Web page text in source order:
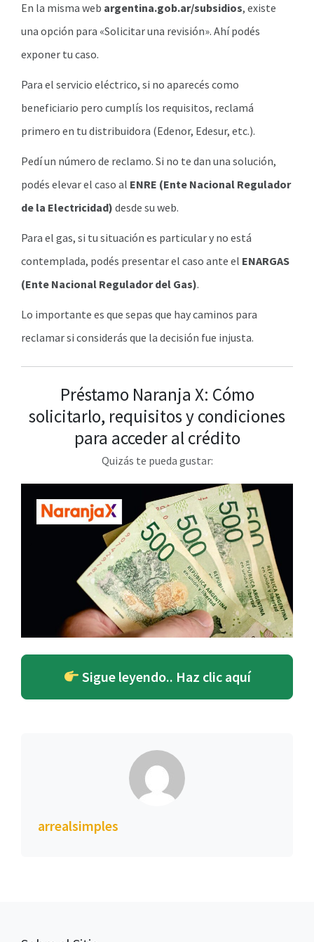
En la misma web argentina.gob.ar/subsidios, existe
una opción para «Solicitar una revisión». Ahí podés
exponer tu caso.
Para el servicio eléctrico, si no aparecés como
beneficiario pero cumplís los requisitos, reclamá
primero en tu distribuidora (Edenor, Edesur, etc.).
Pedí un número de reclamo. Si no te dan una solución,
podés elevar el caso al ENRE (Ente Nacional Regulador
de la Electricidad) desde su web.
Para el gas, si tu situación es particular y no está
contemplada, podés presentar el caso ante el ENARGAS
(Ente Nacional Regulador del Gas).
Lo importante es que sepas que hay caminos para
reclamar si considerás que la decisión fue injusta.
Préstamo Naranja X: Cómo
solicitarlo, requisitos y condiciones
para acceder al crédito
Quizás te pueda gustar:
Sigue leyendo.. Haz clic aquí
arrealsimples